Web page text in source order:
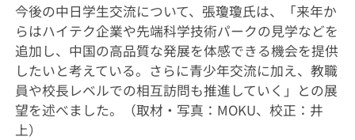
今後の中日学生交流について、張瓊瓊氏は、「来年か
らはハイテク企業や先端科学技術パークの見学などを
追加し、中国の高品質な発展を体感できる機会を提供
したいと考えている。さらに青少年交流に加え、教職
員や校長レベルでの相互訪問も推進していく」との展
望を述べました。（取材・写真：MOKU、校正：井
上）